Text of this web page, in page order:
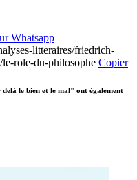
litteraires/friedrich-
le-role-du-philosophe Copier
le bien et le mal" ont également